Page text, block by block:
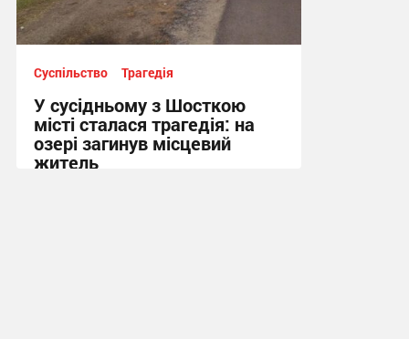
Суспільство Трагедія
У сусідньому з Шосткою
місті сталася трагедія: на
озері загинув місцевий
житель